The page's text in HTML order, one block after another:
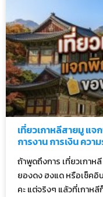
เที่ยวเกาหลีสายมู แ
การงาน การเงิน ควา
ถ้าพูดถึงการ เที่ยวเกา
ยองดง ฮงแด หรือเช็คอิ
คะ แต่จริงๆ แล้วที่เกาหลี